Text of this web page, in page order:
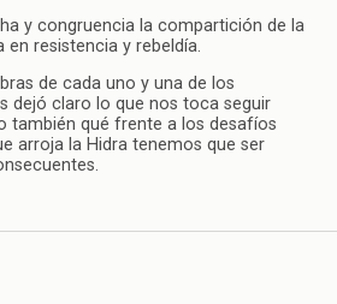
y congruencia la compartición de la
en resistencia y rebeldía.
de cada uno y una de los
dejó claro lo que nos toca seguir
también qué frente a los desafíos
arroja la Hidra tenemos que ser